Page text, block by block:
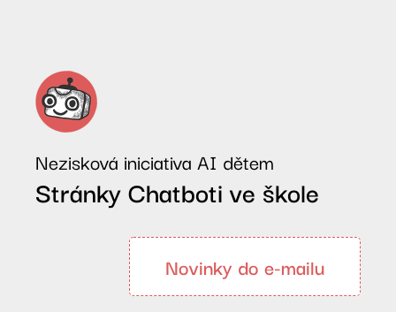
Nezisková iniciativa AI dětem
Stránky Chatboti ve škole
Novinky do e-mailu